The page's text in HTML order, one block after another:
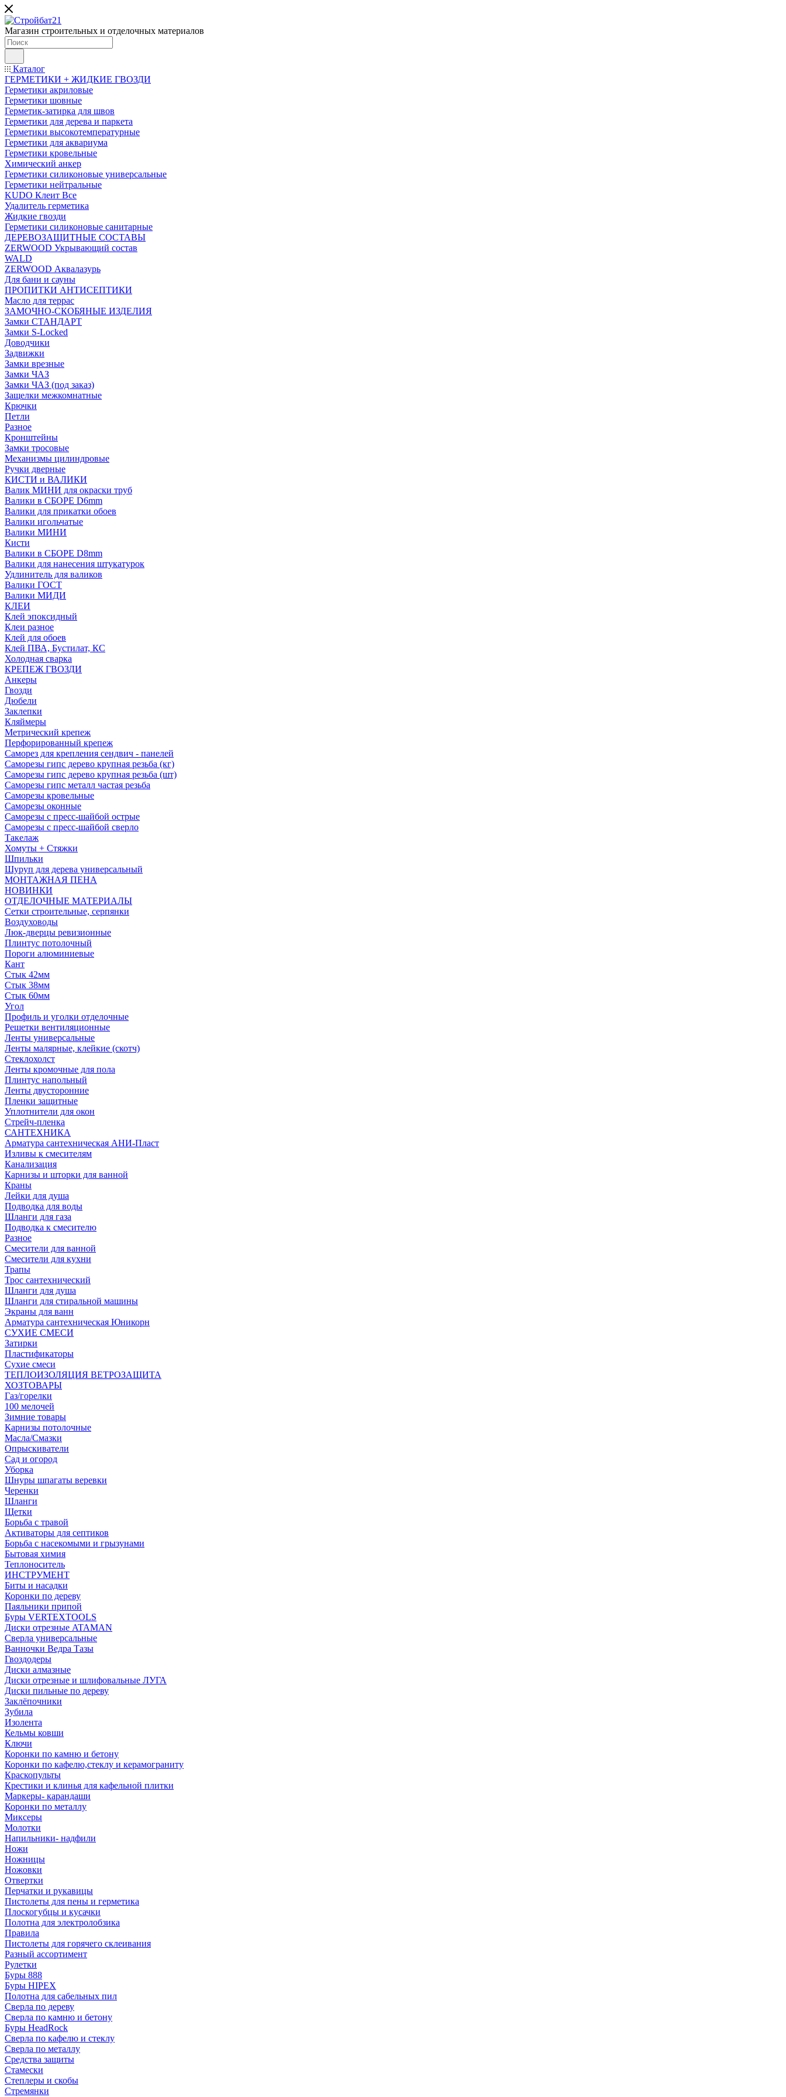
Магазин строительных и отделочных материалов
Каталог
ГЕРМЕТИКИ + ЖИДКИЕ ГВОЗДИ
Герметики акриловые
Герметики шовные
Герметик-затирка для швов
Герметики для дерева и паркета
Герметики высокотемпературные
Герметики для аквариума
Герметики кровельные
Химический анкер
Герметики силиконовые универсальные
Герметики нейтральные
KUDO Клеит Все
Удалитель герметика
Жидкие гвозди
Герметики силиконовые санитарные
ДЕРЕВОЗАЩИТНЫЕ СОСТАВЫ
ZERWOOD Укрывающий состав
WALD
ZERWOOD Аквалазурь
Для бани и сауны
ПРОПИТКИ АНТИСЕПТИКИ
Масло для террас
ЗАМОЧНО-СКОБЯНЫЕ ИЗДЕЛИЯ
Замки СТАНДАРТ
Замки S-Locked
Доводчики
Задвижки
Замки врезные
Замки ЧАЗ
Замки ЧАЗ (под заказ)
Защелки межкомнатные
Крючки
Петли
Разное
Кронштейны
Замки тросовые
Механизмы цилиндровые
Ручки дверные
КИСТИ и ВАЛИКИ
Валик МИНИ для окраски труб
Валики в СБОРЕ D6mm
Валики для прикатки обоев
Валики игольчатые
Валики МИНИ
Кисти
Валики в СБОРЕ D8mm
Валики для нанесения штукатурок
Удлинитель для валиков
Валики ГОСТ
Валики МИДИ
КЛЕИ
Клей эпоксидный
Клеи разное
Клей для обоев
Клей ПВА, Бустилат, КС
Холодная сварка
КРЕПЕЖ ГВОЗДИ
Анкеры
Гвозди
Дюбели
Заклепки
Кляймеры
Метрический крепеж
Перфорированный крепеж
Саморез для крепления сендвич - панелей
Саморезы гипс дерево крупная резьба (кг)
Саморезы гипс дерево крупная резьба (шт)
Саморезы гипс металл частая резьба
Саморезы кровельные
Саморезы оконные
Саморезы с пресс-шайбой острые
Саморезы с пресс-шайбой сверло
Такелаж
Хомуты + Стяжки
Шпильки
Шуруп для дерева универсальный
МОНТАЖНАЯ ПЕНА
НОВИНКИ
ОТДЕЛОЧНЫЕ МАТЕРИАЛЫ
Сетки строительные, серпянки
Воздуховоды
Люк-дверцы ревизионные
Плинтус потолочный
Пороги алюминиевые
Кант
Стык 42мм
Стык 38мм
Стык 60мм
Угол
Профиль и уголки отделочные
Решетки вентиляционные
Ленты универсальные
Ленты малярные, клейкие (скотч)
Стеклохолст
Ленты кромочные для пола
Плинтус напольный
Ленты двусторонние
Пленки защитные
Уплотнители для окон
Стрейч-пленка
САНТЕХНИКА
Арматура сантехническая АНИ-Пласт
Изливы к смесителям
Канализация
Карнизы и шторки для ванной
Краны
Лейки для душа
Подводка для воды
Шланги для газа
Подводка к смесителю
Разное
Смесители для ванной
Смесители для кухни
Трапы
Трос сантехнический
Шланги для душа
Шланги для стиральной машины
Экраны для ванн
Арматура сантехническая Юникорн
СУХИЕ СМЕСИ
Затирки
Пластификаторы
Сухие смеси
ТЕПЛОИЗОЛЯЦИЯ ВЕТРОЗАЩИТА
ХОЗТОВАРЫ
Газ/горелки
100 мелочей
Зимние товары
Карнизы потолочные
Масла/Смазки
Опрыскиватели
Сад и огород
Уборка
Шнуры шпагаты веревки
Черенки
Шланги
Щетки
Борьба с травой
Активаторы для септиков
Борьба с насекомыми и грызунами
Бытовая химия
Теплоноситель
ИНСТРУМЕНТ
Биты и насадки
Коронки по дереву
Паяльники припой
Буры VERTEXTOOLS
Диски отрезные ATAMAN
Сверла универсальные
Ванночки Ведра Тазы
Гвоздодеры
Диски алмазные
Диски отрезные и шлифовальные ЛУГА
Диски пильные по дереву
Заклёпочники
Зубила
Изолента
Кельмы ковши
Ключи
Коронки по камню и бетону
Коронки по кафелю,стеклу и керамограниту
Краскопульты
Крестики и клинья для кафельной плитки
Маркеры- карандаши
Коронки по металлу
Миксеры
Молотки
Напильники- надфили
Ножи
Ножницы
Ножовки
Отвертки
Перчатки и рукавицы
Пистолеты для пены и герметика
Плоскогубцы и кусачки
Полотна для электролобзика
Правила
Пистолеты для горячего склеивания
Разный ассортимент
Рулетки
Буры 888
Буры HIPEX
Полотна для сабельных пил
Сверла по дереву
Сверла по камню и бетону
Буры HeadRock
Сверла по кафелю и стеклу
Сверла по металлу
Средства защиты
Стамески
Степлеры и скобы
Стремянки